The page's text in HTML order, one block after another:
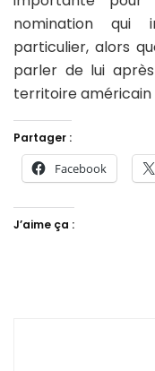
nomination qui
particulier, alors
parler de lui
territoire américain
Partager :
Facebook
J’aime ça :